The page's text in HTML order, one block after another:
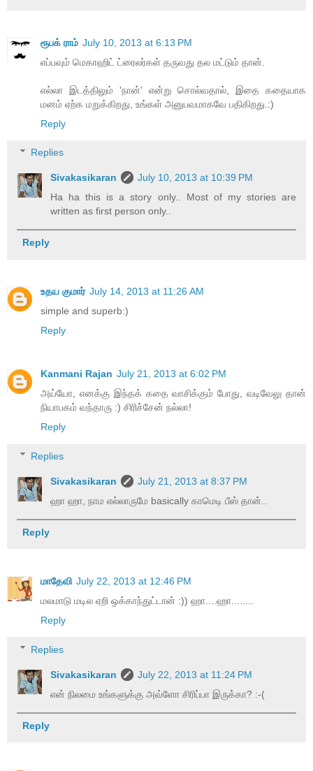
ரூபக் ராம் July 10, 2013 at 6:13 PM
எப்பவும் மெகாஹிட் ட்ரைலர்கள் தருவது தல மட்டும் தான்.
எல்லா இடத்திலும் 'நான்' என்று சொல்வதால், இதை கதையாக
மனம் ஏற்க மறுக்கிறது, உங்கள் அனுபவமாகவே பதிகிறது.:)
Reply
Replies
Sivakasikaran
July 10, 2013 at 10:39 PM
Ha ha this is a story only.. Most of my stories are
written as first person only..
Reply
உதய குமார் July 14, 2013 at 11:26 AM
simple and superb:)
Reply
Kanmani Rajan July 21, 2013 at 6:02 PM
அய்யோ, எனக்கு இந்தக் கதை வாசிக்கும் போது, வடிவேலு தான்
நியாபகம் வந்தாரு :) சிரிச்சேன் நல்லா!
Reply
Replies
Sivakasikaran
July 21, 2013 at 8:37 PM
ஹா ஹா, நாம எல்லாருமே basically காமெடி பீஸ் தான்..
Reply
மாதேவி July 22, 2013 at 12:46 PM
மலமாடு மடில ஏறி ஒக்காந்துட்டான் :)) ஹா....ஹா........
Reply
Replies
Sivakasikaran
July 22, 2013 at 11:24 PM
என் நிலமை உங்களுக்கு அவ்ளோ சிரிப்பா இருக்கா? :-(
Reply